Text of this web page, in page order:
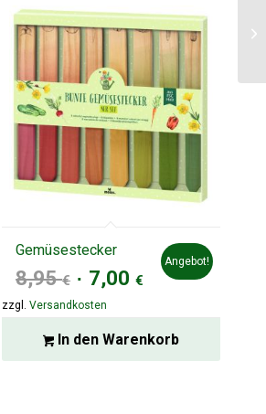
Gemüsestecker
8,95€ Ursprünglicher
Preis
war:
8,95 €
7,00€ Aktueller
ist:
7,00 €.
Angebot!
zzgl.Versandkosten
In den Warenkorb